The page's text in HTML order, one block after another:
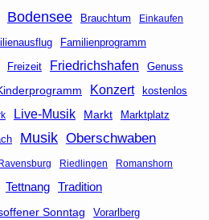
Bodensee Brauchtum Einkaufen
Familienprogramm
Freizeit Friedrichshafen Genuss
Konzert kostenlos
Live-Musik Markt Marktplatz
Musik Oberschwaben
Riedlingen Romanshorn
Tettnang Tradition
Sonntag
Vorarlberg